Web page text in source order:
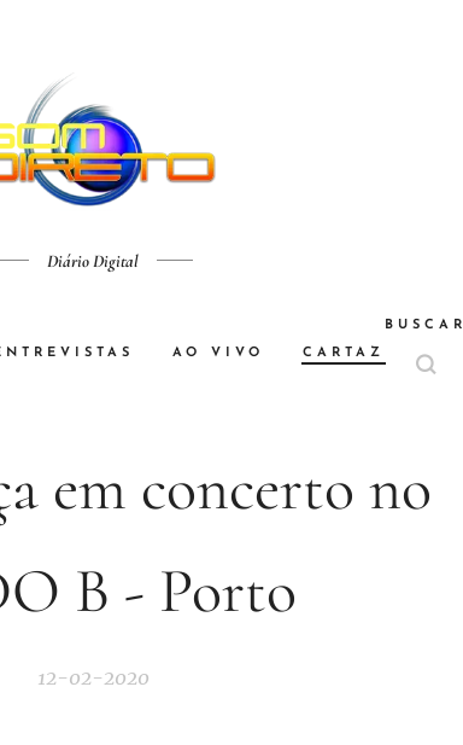
Diário Digital
AO VIVO CARTAZ
BUSCAR
em concerto no
B - Porto
12-02-2020